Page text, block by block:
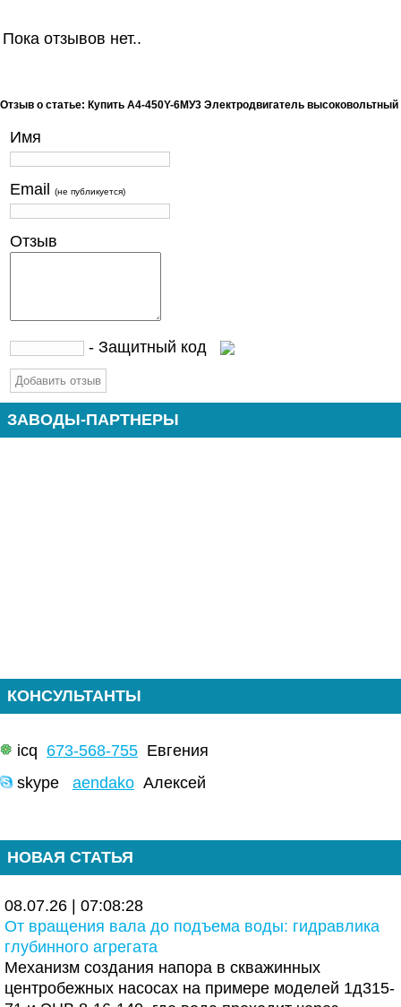
Пока отзывов нет..
Отзыв о статье: Купить A4-450Y-6МУ3 Электродвигатель высоковольтный
Имя
Email (не публикуется)
Отзыв
- Защитный код
ЗАВОДЫ-ПАРТНЕРЫ
КОНСУЛЬТАНТЫ
icq 673-568-755 Евгения
skype aendako Алексей
НОВАЯ СТАТЬЯ
08.07.26 | 07:08:28
От вращения вала до подъема воды: гидравлика
глубинного агрегата
Механизм создания напора в скважинных
центробежных насосах на примере моделей 1д315-